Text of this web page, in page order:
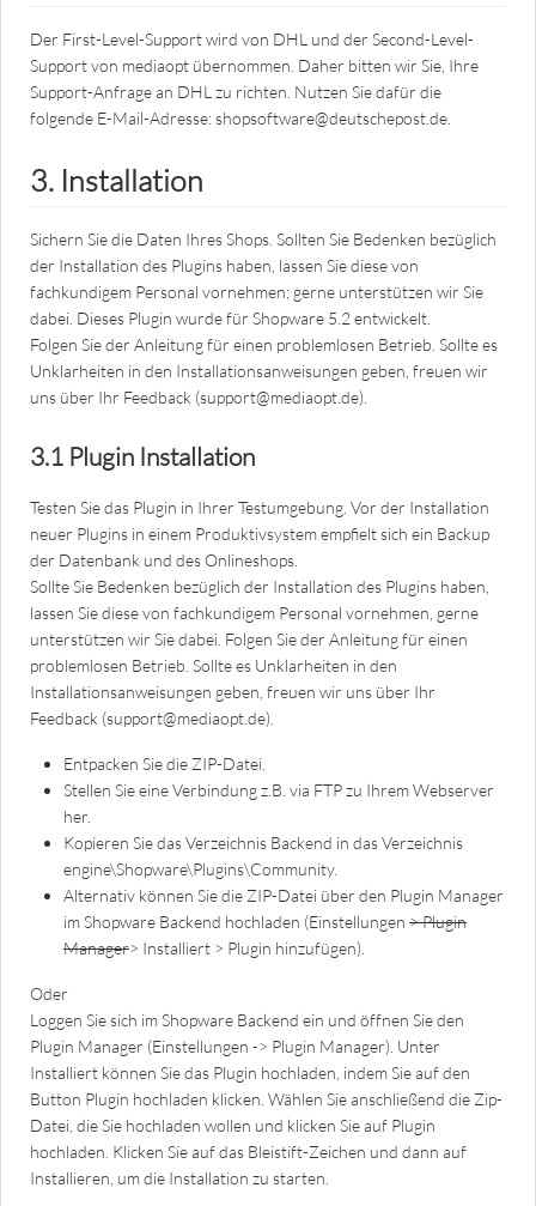
Der First-Level-Support wird von DHL und der Second-Level-
Support von mediaopt übernommen. Daher bitten wir Sie, Ihre
Support-Anfrage an DHL zu richten. Nutzen Sie dafür die
folgende E-Mail-Adresse: shopsoftware@deutschepost.de.
3. Installation
Sichern Sie die Daten Ihres Shops. Sollten Sie Bedenken bezüglich
der Installation des Plugins haben, lassen Sie diese von
fachkundigem Personal vornehmen; gerne unterstützen wir Sie
dabei. Dieses Plugin wurde für Shopware 5.2 entwickelt.
Folgen Sie der Anleitung für einen problemlosen Betrieb. Sollte es
Unklarheiten in den Installationsanweisungen geben, freuen wir
uns über Ihr Feedback (support@mediaopt.de).
3.1 Plugin Installation
Testen Sie das Plugin in Ihrer Testumgebung. Vor der Installation
neuer Plugins in einem Produktivsystem empfielt sich ein Backup
der Datenbank und des Onlineshops.
Sollte Sie Bedenken bezüglich der Installation des Plugins haben,
lassen Sie diese von fachkundigem Personal vornehmen, gerne
unterstützen wir Sie dabei. Folgen Sie der Anleitung für einen
problemlosen Betrieb. Sollte es Unklarheiten in den
Installationsanweisungen geben, freuen wir uns über Ihr
Feedback (support@mediaopt.de).
Entpacken Sie die ZIP-Datei.
Stellen Sie eine Verbindung z.B. via FTP zu Ihrem Webserver
her.
Kopieren Sie das Verzeichnis Backend in das Verzeichnis
engine\Shopware\Plugins\Community.
Alternativ können Sie die ZIP-Datei über den Plugin Manager
im Shopware Backend hochladen (Einstellungen > Plugin
Manager> Installiert > Plugin hinzufügen).
Oder
Loggen Sie sich im Shopware Backend ein und öffnen Sie den
Plugin Manager (Einstellungen -> Plugin Manager). Unter
Installiert können Sie das Plugin hochladen, indem Sie auf den
Button Plugin hochladen klicken. Wählen Sie anschließend die Zip-
Datei, die Sie hochladen wollen und klicken Sie auf Plugin
hochladen. Klicken Sie auf das Bleistift-Zeichen und dann auf
Installieren, um die Installation zu starten.